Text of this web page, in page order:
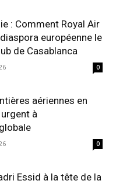
: Comment Royal Air
européenne le
de Casablanca
0
aériennes en
urgent à
0
Essid à la tête de la